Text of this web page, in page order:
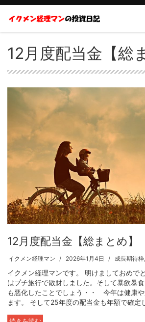
12月度配当金【総
12月度配当金【総まとめ】
イクメン経理マン 2026年1月4日 成長期待枠,
イクメン経理マンです。 明けましておめで
はプチ旅行で散財しました。そして暴飲暴
も悪化したことでしょう・・ 今年は健康
ます。 そして25年度の配当金も年額で確定